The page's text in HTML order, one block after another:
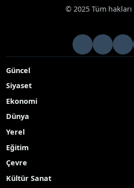
© 2025 Tüm hakları
Güncel
Siyaset
Ekonomi
Dünya
Yerel
Eğitim
Çevre
Kültür Sanat